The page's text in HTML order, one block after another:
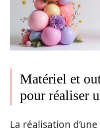
Matériel et
pour réaliser
La réalisation